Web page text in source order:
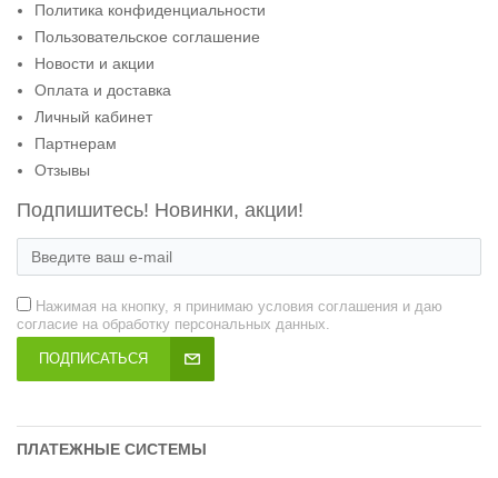
Политика конфиденциальности
Пользовательское соглашение
Новости и акции
Оплата и доставка
Личный кабинет
Партнерам
Отзывы
Подпишитесь! Новинки, акции!
Нажимая на кнопку, я принимаю условия соглашения и даю
согласие на обработку персональных данных.
ПОДПИСАТЬСЯ
ПЛАТЕЖНЫЕ СИСТЕМЫ